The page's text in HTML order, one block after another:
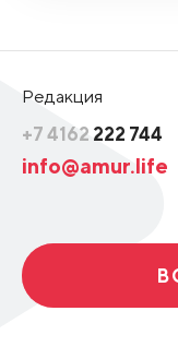
Редакция
+7 4162 222 744
info@amur.life